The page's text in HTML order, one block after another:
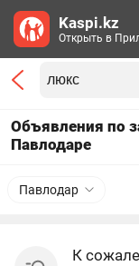
Объявления по
Павлодаре
Павлодар
К
Kaspi.kz
Открыть в